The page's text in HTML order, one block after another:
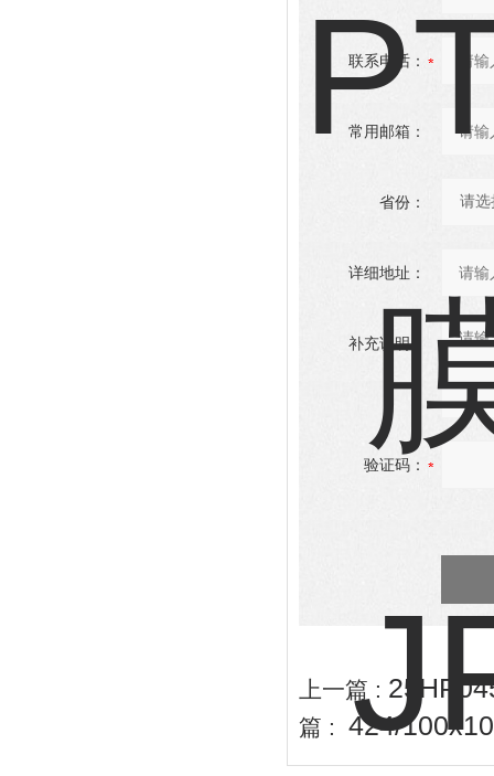
联系电话：
常用邮箱：
省份：
详细地址：
补充说明：
验证码：
上一篇 :
篇 : 424/